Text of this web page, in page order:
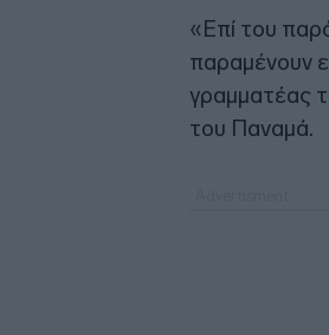
«Επί του
παραμένουν
γραμματέας
του Παναμά.